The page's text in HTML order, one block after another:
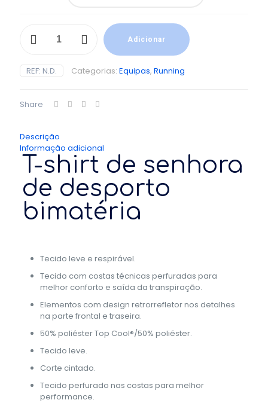
shirt
de
desporto
Adicionar
REF: N.D. Categorias: Equipas, Running
Share
Descrição
Informação adicional
T-shirt de senhora
de desporto
bimatéria
Tecido leve e respirável.
Tecido com costas técnicas perfuradas para
melhor conforto e saída da transpiração.
Elementos com design retrorrefletor nos detalhes
na parte frontal e traseira.
50% poliéster Top Cool®/50% poliéster.
Tecido leve.
Corte cintado.
Tecido perfurado nas costas para melhor
performance.